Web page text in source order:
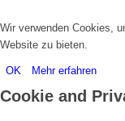
Wir verwenden Cookies,
Website zu bieten.
OK Mehr erfahren
Cookie and